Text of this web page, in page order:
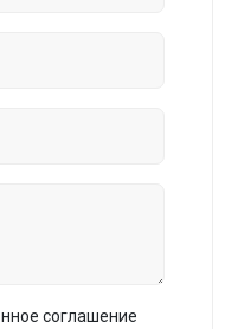
соглашение